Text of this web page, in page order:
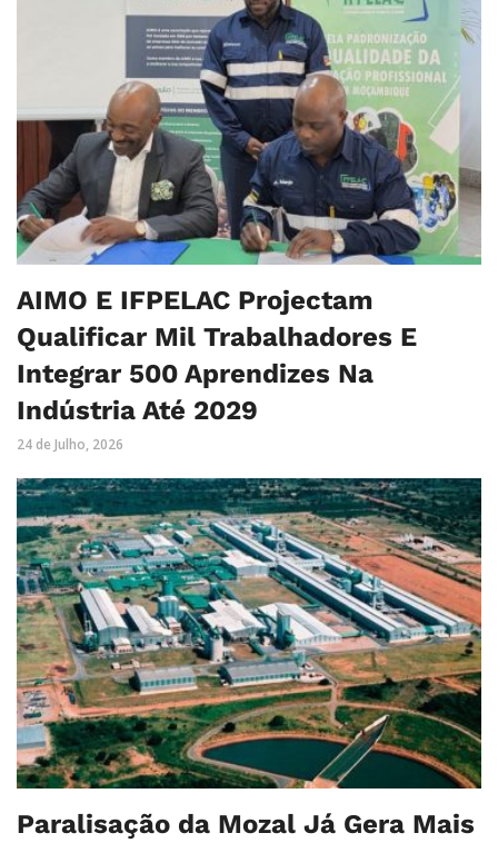
AIMO E IFPELAC Projectam
Qualificar Mil Trabalhadores E
Integrar 500 Aprendizes Na
Indústria Até 2029
24 de Julho, 2026
Paralisação da Mozal Já Gera Mais